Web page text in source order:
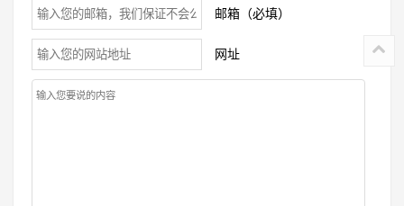
邮箱（必填）
网址